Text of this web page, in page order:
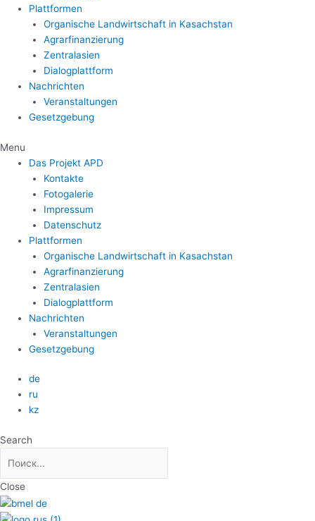
Plattformen
Organische Landwirtschaft in Kasachstan
Agrarfinanzierung
Zentralasien
Dialogplattform
Nachrichten
Veranstaltungen
Gesetzgebung
Menu
Das Projekt APD
Kontakte
Fotogalerie
Impressum
Datenschutz
Plattformen
Organische Landwirtschaft in Kasachstan
Agrarfinanzierung
Zentralasien
Dialogplattform
Nachrichten
Veranstaltungen
Gesetzgebung
de
ru
kz
Search
Close